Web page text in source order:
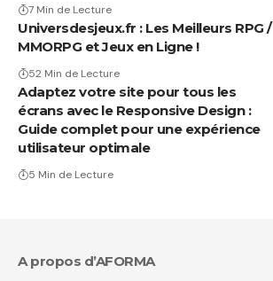
7 Min de Lecture
Universdesjeux.fr : Les Meilleurs RPG /
MMORPG et Jeux en Ligne !
52 Min de Lecture
Adaptez votre site pour tous les
écrans avec le Responsive Design :
Guide complet pour une expérience
utilisateur optimale
5 Min de Lecture
A propos d’AFORMA